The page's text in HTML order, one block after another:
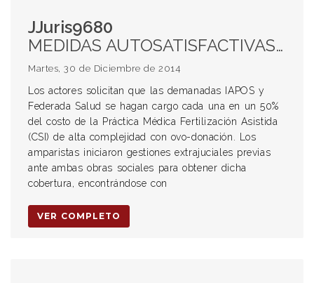
JJuris9680
MEDIDAS AUTOSATISFACTIVAS. COBERTURA MÉDICA. FERTILIZACIÓN ASISTIDA. DERECHO A LA SALUD.
Martes, 30 de Diciembre de 2014
Los actores solicitan que las demanadas IAPOS y
Federada Salud se hagan cargo cada una en un 50%
del costo de la Práctica Médica Fertilización Asistida
(CSI) de alta complejidad con ovo-donación. Los
amparistas iniciaron gestiones extrajuciales previas
ante ambas obras sociales para obtener dicha
cobertura, encontrándose con
VER COMPLETO